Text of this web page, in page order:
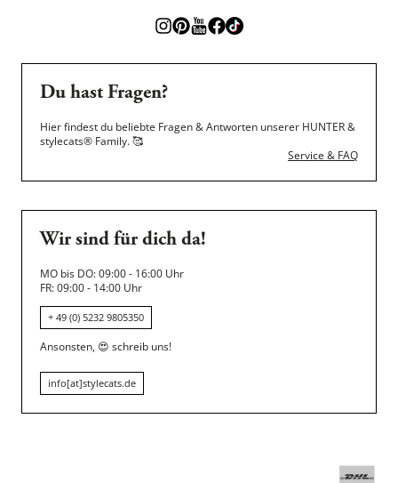
Du hast Fragen?
Hier findest du beliebte Fragen & Antworten unserer HUNTER &
stylecats® Family.🥰
Service & FAQ
Wir sind für dich da!
MO bis DO: 09:00 - 16:00 Uhr
FR: 09:00 - 14:00 Uhr
+ 49 (0) 5232 9805350
Ansonsten, 😍 schreib uns!
info[at]stylecats.de